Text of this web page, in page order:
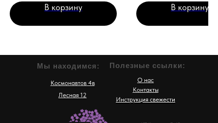
В корзину В корзину
Полезные ссылки:
Инструкция свежести
Контакты
О нас
Лесная 12
Мы находимся:
Космонавтов 4в